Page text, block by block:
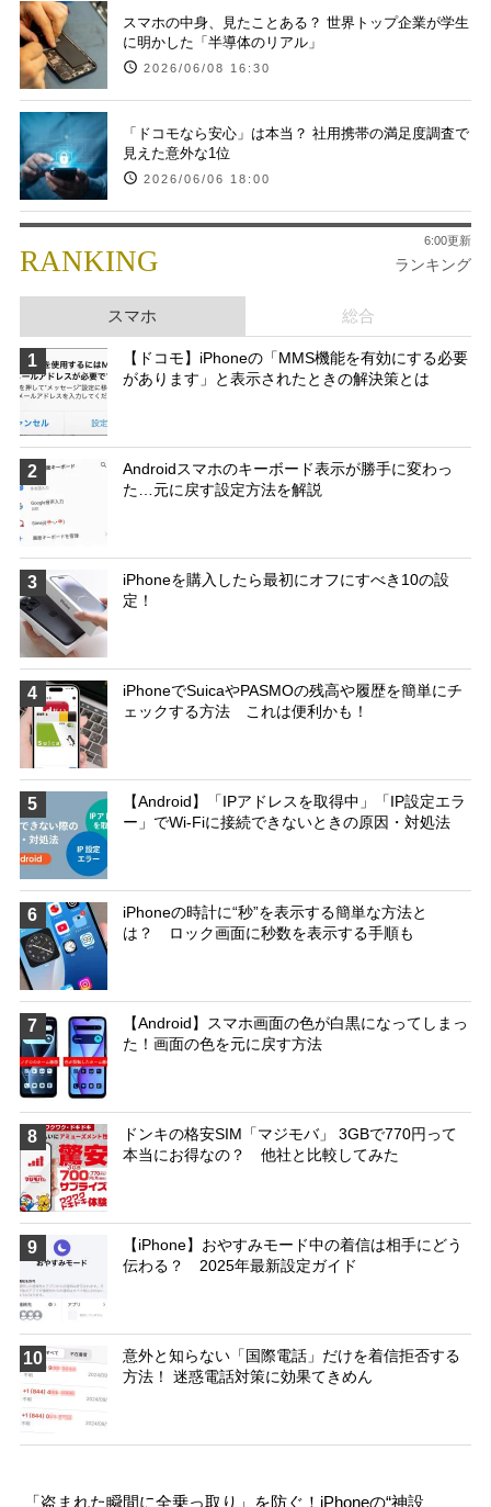
スマホの中身、見たことある？ 世界トップ企業が学生
に明かした「半導体のリアル」
2026/06/08 16:30
「ドコモなら安心」は本当？ 社用携帯の満足度調査で
見えた意外な1位
2026/06/06 18:00
RANKING ランキング
6:00更新
スマホ 総合
1
【ドコモ】iPhoneの「MMS機能を有効にする必要
があります」と表示されたときの解決策とは
2
Androidスマホのキーボード表示が勝手に変わっ
た…元に戻す設定方法を解説
3
iPhoneを購入したら最初にオフにすべき10の設
定！
4
iPhoneでSuicaやPASMOの残高や履歴を簡単にチ
ェックする方法 これは便利かも！
5
【Android】「IPアドレスを取得中」「IP設定エラ
ー」でWi-Fiに接続できないときの原因・対処法
6
iPhoneの時計に“秒”を表示する簡単な方法と
は？ ロック画面に秒数を表示する手順も
7
【Android】スマホ画面の色が白黒になってしまっ
た！画面の色を元に戻す方法
8
ドンキの格安SIM「マジモバ」 3GBで770円って
本当にお得なの？ 他社と比較してみた
9
【iPhone】おやすみモード中の着信は相手にどう
伝わる？ 2025年最新設定ガイド
10
意外と知らない「国際電話」だけを着信拒否する
方法！ 迷惑電話対策に効果てきめん
「盗まれた瞬間に全乗っ取り」を防ぐ！iPhoneの“神設